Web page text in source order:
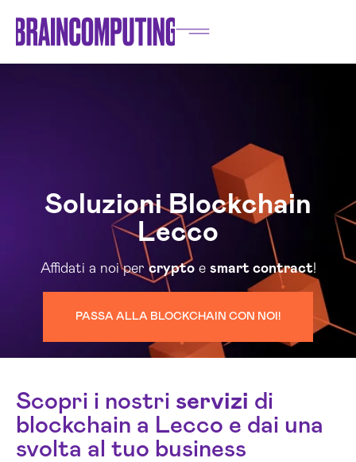
Soluzioni Blockchain
Lecco
Affidati a noi percryptoe smart contract!
PASSA ALLA BLOCKCHAIN CON NOI!
Scopri i nostri servizi di
blockchain a Lecco e dai una
svolta al tuo business